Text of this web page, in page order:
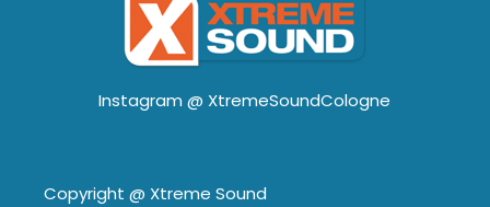
Instagram @ XtremeSoundCologne
Copyright @ Xtreme Sound